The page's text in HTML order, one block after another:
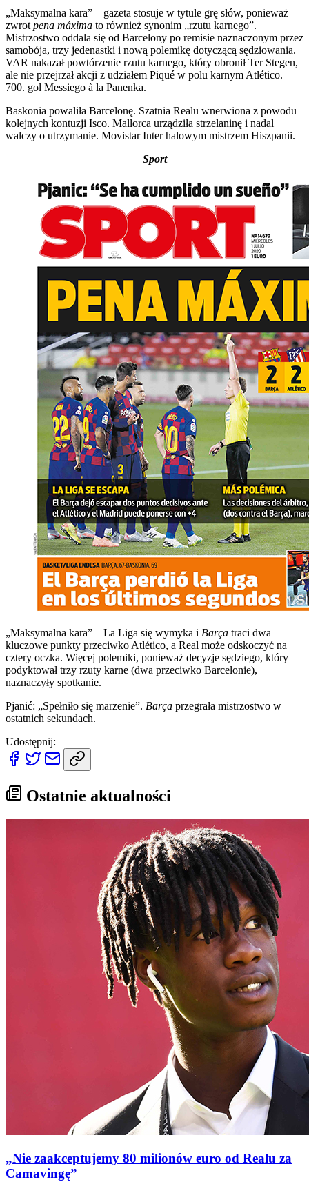
„Maksymalna kara” – gazeta stosuje w tytule grę słów, ponieważ
zwrot pena máxima to również synonim „rzutu karnego”.
Mistrzostwo oddala się od Barcelony po remisie naznaczonym przez
samobója, trzy jedenastki i nową polemikę dotyczącą sędziowania.
VAR nakazał powtórzenie rzutu karnego, który obronił Ter Stegen,
ale nie przejrzał akcji z udziałem Piqué w polu karnym Atlético.
700. gol Messiego à la Panenka.
Baskonia powaliła Barcelonę. Szatnia Realu wnerwiona z powodu
kolejnych kontuzji Isco. Mallorca urządziła strzelaninę i nadal
walczy o utrzymanie. Movistar Inter halowym mistrzem Hiszpanii.
Sport
„Maksymalna kara” – La Liga się wymyka i Barça traci dwa
kluczowe punkty przeciwko Atlético, a Real może odskoczyć na
cztery oczka. Więcej polemiki, ponieważ decyzje sędziego, który
podyktował trzy rzuty karne (dwa przeciwko Barcelonie),
naznaczyły spotkanie.
Pjanić: „Spełniło się marzenie”. Barça przegrała mistrzostwo w
ostatnich sekundach.
Udostępnij:
Ostatnie aktualności
„Nie zaakceptujemy 80 milionów euro od Realu za
Camavingę”